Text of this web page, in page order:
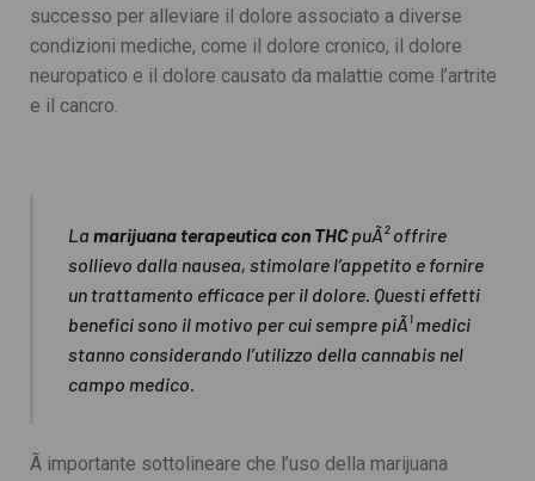
successo per alleviare il dolore associato a diverse
condizioni mediche, come il dolore cronico, il dolore
neuropatico e il dolore causato da malattie come l’artrite
e il cancro.
La marijuana terapeutica con THCpuÃ² offrire
sollievo dalla nausea, stimolare l’appetito e fornire
un trattamento efficace per il dolore. Questi effetti
benefici sono il motivo per cui sempre piÃ¹ medici
stanno considerando l’utilizzo della cannabis nel
campo medico.
Ã importante sottolineare che l’uso della marijuana